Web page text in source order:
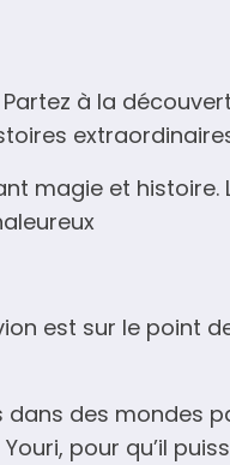
à la
magie et histoire.
est sur le point
des mondes
pour qu’il